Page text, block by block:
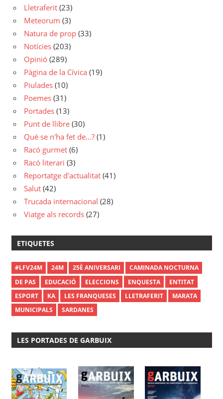
Lletraferit (23)
Meteorum (3)
Natura de prop (33)
Notícies (203)
Opinió (289)
Pàgina de la Cívica (19)
Piulades (10)
Poemes (31)
Portades (13)
Punt de llibre (30)
Què se n'ha fet de…? (1)
Racó gurmet (6)
Racó literari (3)
Reportatge d'actualitat (41)
Salut (42)
Trucada internacional (28)
Viatge als records (27)
ETIQUETES
#LFV24M 24M 25È ANIVERSARI
CAMINADA NOCTURNA
DE PAS
EDUCACIÓ ELECCIONS ENQUESTA
ENTITAT
ESPORT
KA LES FRANQUESES LLETRAFERIT
MARATA
MUNICIPALS
SARDANES
LES PORTADES DE GARBUIX